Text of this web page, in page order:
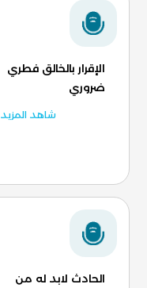
الإقرار بالخالق فطري
ضروري
شاهد المزيد
الحادث لابد له من